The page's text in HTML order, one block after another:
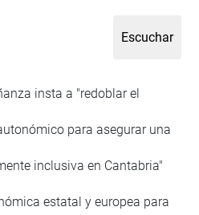
insta a "redoblar el
para asegurar una
inclusiva en Cantabria"
estatal y europea para